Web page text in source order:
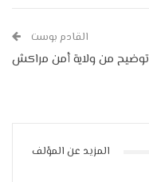
القادم بوست
توضيح من ولاية أمن مراكش
المزيد عن المؤلف